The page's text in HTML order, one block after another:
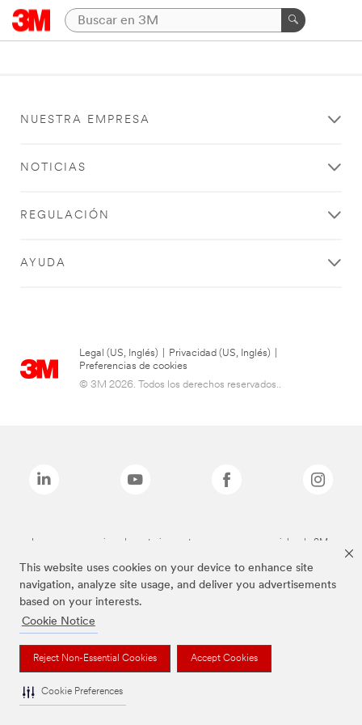
This website uses cookies on your device to enhance site
navigation, analyze site usage, and deliver you advertisements
based on your interests.
Cookie Notice
Reject Non-Essential Cookies Accept Cookies
Cookie Preferences
NUESTRA EMPRESA
NOTICIAS
REGULACIÓN
AYUDA
Legal (US, Inglés) Privacidad (US, Inglés)
Preferencias de cookies
© 3M 2026. Todos los derechos reservados..
Las marcas mencionadas anteriormente son marcas comerciales de 3M.